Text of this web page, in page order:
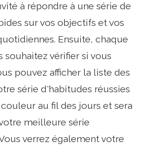
à répondre à une série de
sur vos objectifs et vos
Ensuite, chaque
souhaitez vérifier si vous
pouvez afficher la liste des
série d'habitudes réussies
au fil des jours et sera
meilleure série
verrez également votre